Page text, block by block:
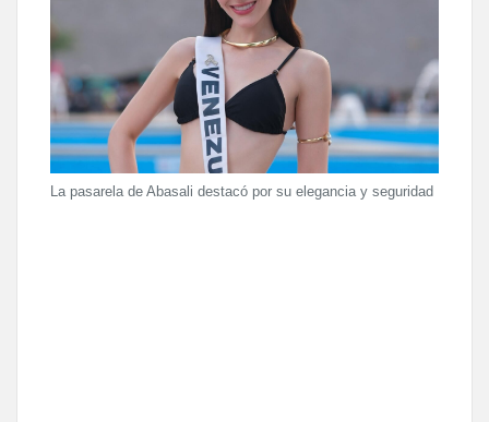
La pasarela de Abasali destacó por su elegancia y seguridad